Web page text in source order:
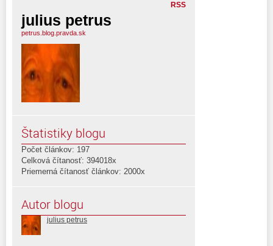
RSS
julius petrus
petrus.blog.pravda.sk
Štatistiky blogu
Počet článkov: 197
Celková čítanosť: 394018x
Priemerná čítanosť článkov: 2000x
Autor blogu
julius petrus